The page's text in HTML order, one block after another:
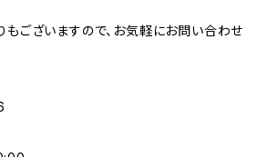
ございますので、お気軽にお問い合わせ